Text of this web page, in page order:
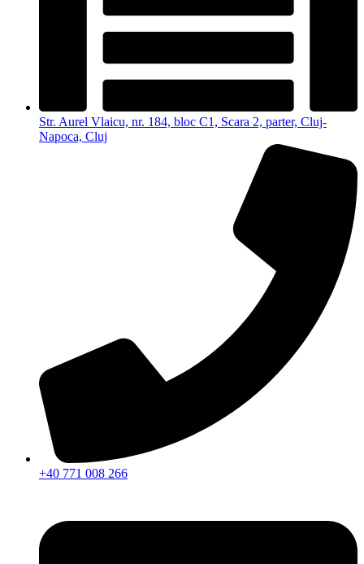
Str. Aurel Vlaicu, nr. 184, bloc C1, Scara 2, parter, Cluj-
Napoca, Cluj
+40 771 008 266